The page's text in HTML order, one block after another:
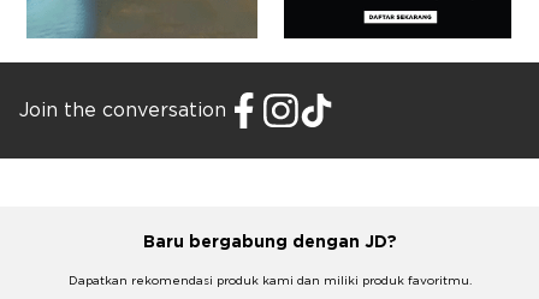
Join the conversation
Baru bergabung dengan JD?
Dapatkan rekomendasi produk kami dan miliki produk favoritmu.